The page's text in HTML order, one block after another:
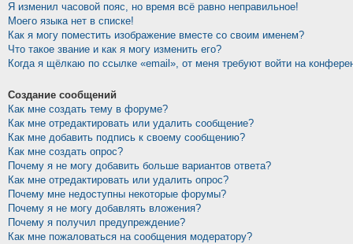
Я изменил часовой пояс, но время всё равно неправильное!
Моего языка нет в списке!
Как я могу поместить изображение вместе со своим именем?
Что такое звание и как я могу изменить его?
Когда я щёлкаю по ссылке «email», от меня требуют войти на
Создание сообщений
Как мне создать тему в форуме?
Как мне отредактировать или удалить сообщение?
Как мне добавить подпись к своему сообщению?
Как мне создать опрос?
Почему я не могу добавить больше вариантов ответа?
Как мне отредактировать или удалить опрос?
Почему мне недоступны некоторые форумы?
Почему я не могу добавлять вложения?
Почему я получил предупреждение?
Как мне пожаловаться на сообщения модератору?